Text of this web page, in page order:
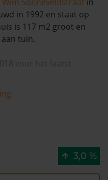
in 1992 en staat op
is 117 m2 groot en
tuin.
voor het laatst
zijn vanaf 1993 totaal 3
deze waarde te hoog
worden op de
hetgratis WOZ alarm
3,0 %